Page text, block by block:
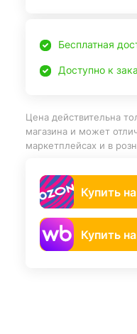
Бесплатная
Доступно к
Цена действительна
магазина и может
маркетплейсах и в
Купить
Купить